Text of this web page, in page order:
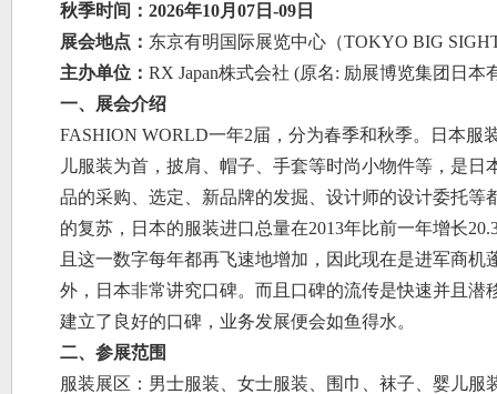
秋季时间： 2026年10月07日-09日
展会地点： 东京有明国际展览中心（TOKYO BIG
主办单位： RX Japan株式会社 (原名: 励展博览集团日本
一、展会介绍
FASHION WORLD一年2届，分为春季和秋季。日本服
儿服装为首，披肩、帽子、手套等时尚小物件等，是
品的采购、选定、新品牌的发掘、设计师的设计委托等
的复苏，日本的服装进口总量在2013年比前一年增长
且这一数字每年都再飞速地增加，因此现在是进军商
外，日本非常讲究口碑。而且口碑的流传是快速并且潜
建立了良好的口碑，业务发展便会如鱼得水。
二、 参展范围
服装展区：男士服装、女士服装、围巾、袜子、婴儿服